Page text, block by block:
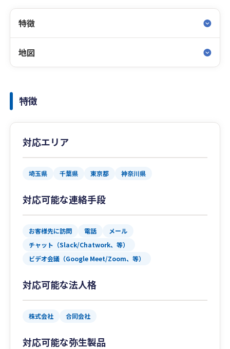
特徴
地図
特徴
対応エリア
埼玉県 千葉県 東京都 神奈川県
対応可能な連絡手段
お客様先に訪問 電話
メール
チャット（Slack/Chatwork、等）
ビデオ会議（Google Meet/Zoom、等）
対応可能な法人格
株式会社 合同会社
対応可能な弥生製品